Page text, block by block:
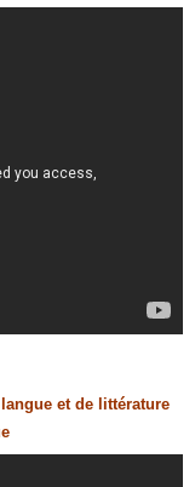
et de littérature